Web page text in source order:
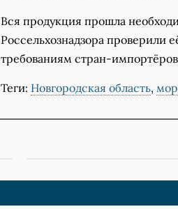
Вся продукция прошла
Россельхознадзора проверили
требованиям стран-
Теги: Новгородская область,